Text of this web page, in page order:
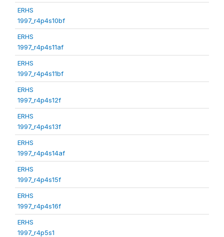
ERHS
1997_r4p4s10bf
ERHS
1997_r4p4s11af
ERHS
1997_r4p4s11bf
ERHS
1997_r4p4s12f
ERHS
1997_r4p4s13f
ERHS
1997_r4p4s14af
ERHS
1997_r4p4s15f
ERHS
1997_r4p4s16f
ERHS
1997_r4p5s1